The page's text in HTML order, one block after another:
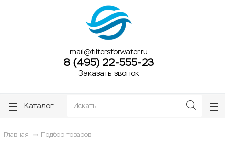
mail@filtersforwater.ru
8 (495) 22-555-23
Заказать звонок
Каталог
Главная Подбор товаров